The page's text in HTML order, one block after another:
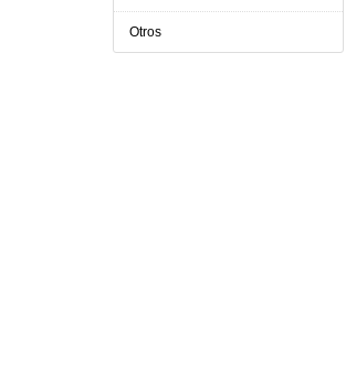
Otros